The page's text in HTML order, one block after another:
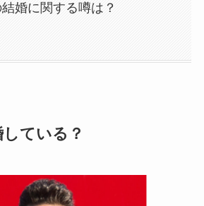
婚に関する噂は？
ている？